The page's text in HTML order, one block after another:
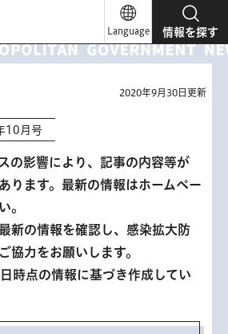
Language 情報を探す
2020年9月30日更新
10月号
の影響により、記事の内容等が
ります。最新の情報はホームペー
。
新の情報を確認し、感染拡大防
協力をお願いします。
時点の情報に基づき作成してい